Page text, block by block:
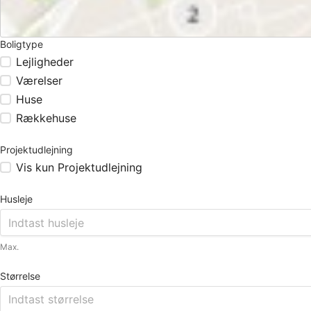
Boligtype
Lejligheder
Værelser
Huse
Rækkehuse
Projektudlejning
Vis kun Projektudlejning
Husleje
Max.
Størrelse